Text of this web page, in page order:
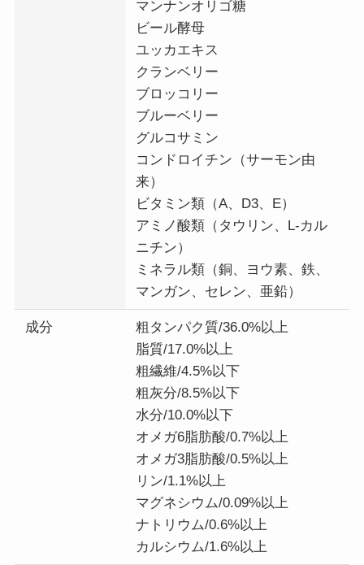
マンナンオリゴ糖
ビール酵母
ユッカエキス
クランベリー
ブロッコリー
ブルーベリー
グルコサミン
コンドロイチン（サーモン由
来）
ビタミン類（A、D3、E）
アミノ酸類（タウリン、L-カル
ニチン）
ミネラル類（銅、ヨウ素、鉄、
マンガン、セレン、亜鉛）
成分
粗タンパク質/36.0%以上
脂質/17.0%以上
粗繊維/4.5%以下
粗灰分/8.5%以下
水分/10.0%以下
オメガ6脂肪酸/0.7%以上
オメガ3脂肪酸/0.5%以上
リン/1.1%以上
マグネシウム/0.09%以上
ナトリウム/0.6%以上
カルシウム/1.6%以上